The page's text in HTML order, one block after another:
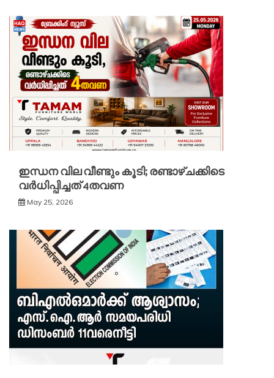
ഇന്ധന വില വീണ്ടും കൂടി; രണ്ടാഴ്ചക്കിടെ
വർധിപ്പിച്ചത് 4തവണ
May 25, 2026